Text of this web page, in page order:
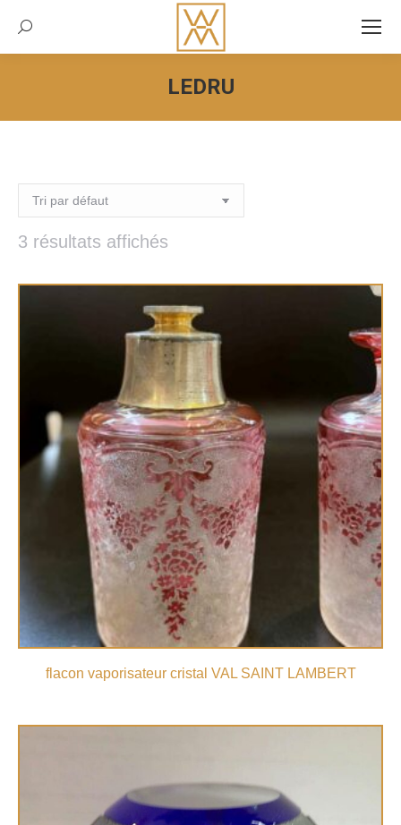
Recherche:
LEDRU
Vous êtes ici :
3 résultats affichés
flacon vaporisateur cristal VAL SAINT LAMBERT